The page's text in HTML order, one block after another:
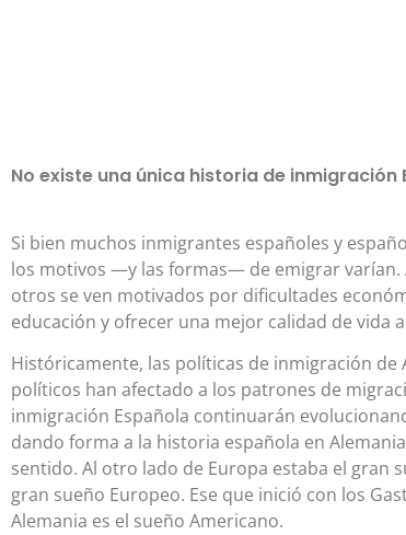
No existe una única historia de inmigración
Si bien muchos inmigrantes españoles y
los motivos —y las formas— de emigrar
otros se ven motivados por dificultades
educación y ofrecer una mejor calidad de vida
Históricamente, las políticas de inmigración de
políticos han afectado a los patrones de
inmigración Española continuarán
dando forma a la historia española en
sentido. Al otro lado de Europa estaba el gran
gran sueño Europeo. Ese que inició con los
Alemania es el sueño Americano.